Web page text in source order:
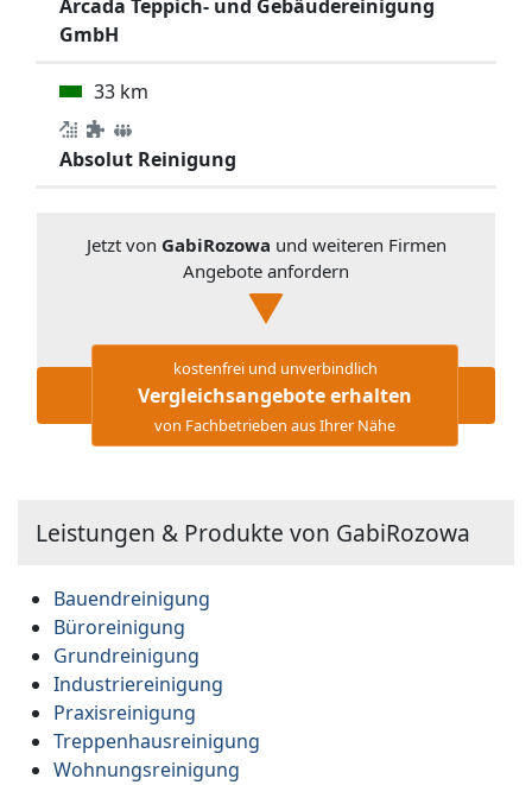
Arcada Teppich- und Gebäudereinigung
GmbH
33 km
Absolut Reinigung
Jetzt von GabiRozowa und weiteren Firmen
Angebote anfordern
kostenfrei und unverbindlich
Vergleichsangebote erhalten
von Fachbetrieben aus Ihrer Nähe
Leistungen & Produkte von GabiRozowa
Bauendreinigung
Büroreinigung
Grundreinigung
Industriereinigung
Praxisreinigung
Treppenhausreinigung
Wohnungsreinigung